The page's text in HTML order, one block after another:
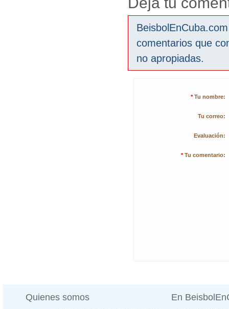
comentarios que
no apropiadas.
* Tu nombre:
Tu correo:
Evaluación:
* Tu comentario:
Quienes somos En